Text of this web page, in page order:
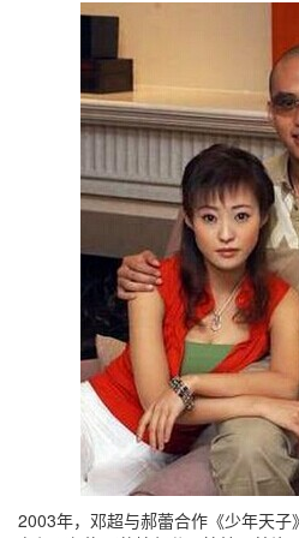
2003年，邓超与郝蕾合作《少年天